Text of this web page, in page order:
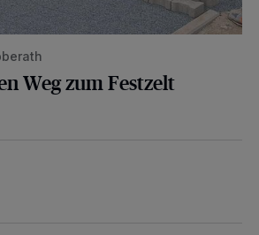
Weg zum Festzelt